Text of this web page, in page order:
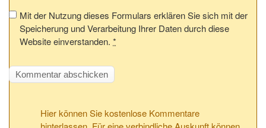
Mit der Nutzung dieses Formulars erklären Sie sich mit der
Speicherung und Verarbeitung Ihrer Daten durch diese
Website einverstanden. *
Hier können Sie kostenlose Kommentare